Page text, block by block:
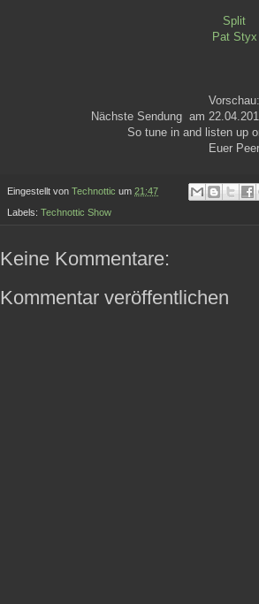
Split
Pat Styx
Vorschau:
Nächste Sendung am
So tune in and listen up
Euer Peer
Eingestellt von Technottic um 21:47
Labels: Technottic Show
Keine Kommentare:
Kommentar veröffentlichen